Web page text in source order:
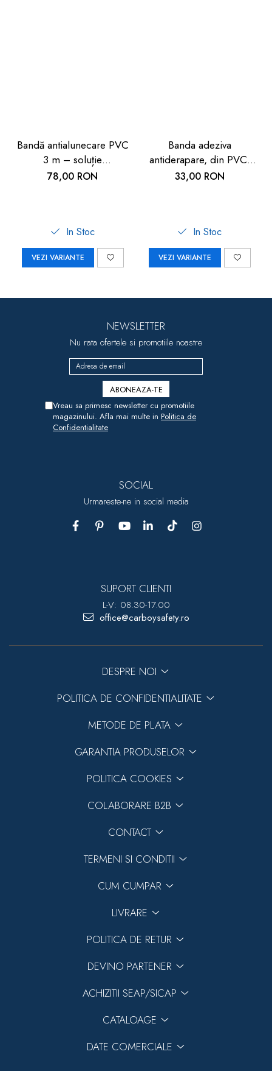
Bandă antialunecare PVC
3 m – soluție
profesională anti-
78,00 RON
In Stoc
VEZI VARIANTE
Banda adeziva
antiderapare, din PVC,
pentru interior, 2m
33,00 RON
In Stoc
VEZI VARIANTE
NEWSLETTER
Nu rata ofertele si promotiile noastre
Vreau sa primesc newsletter cu promotiile
magazinului. Afla mai multe in Politica de
Confidentialitate
SOCIAL
Urmareste-ne in social media
SUPORT CLIENTI
L-V: 08.30-17.00
office@carboysafety.ro
DESPRE NOI
POLITICA DE CONFIDENTIALITATE
METODE DE PLATA
GARANTIA PRODUSELOR
POLITICA COOKIES
COLABORARE B2B
CONTACT
TERMENI SI CONDITII
CUM CUMPAR
LIVRARE
POLITICA DE RETUR
DEVINO PARTENER
ACHIZITII SEAP/SICAP
CATALOAGE
DATE COMERCIALE